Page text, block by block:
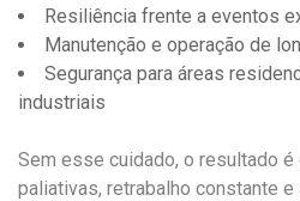
Resiliência frente a eventos
Manutenção e operação de
Segurança para áreas
industriais
Sem esse cuidado, o resultado é
paliativas, retrabalho constante